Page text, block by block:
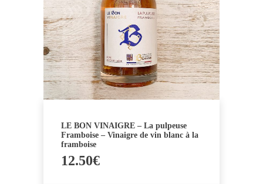
LE BON VINAIGRE – La pulpeuse
Framboise – Vinaigre de vin blanc à la
framboise
12.50€